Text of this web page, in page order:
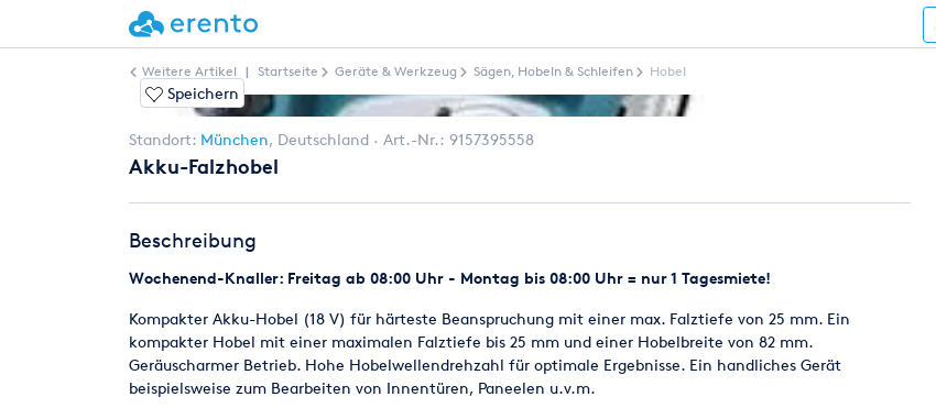
Weitere Artikel | Startseite Geräte & Werkzeug Sägen, Hobeln & Schleifen Hobel
Speichern
Standort: München, Deutschland Art.-Nr.: 9157395558
Akku-Falzhobel
Beschreibung
Wochenend-Knaller: Freitag ab 08:00 Uhr - Montag bis 08:00 Uhr = nur 1 Tagesmiete!
Kompakter Akku-Hobel (18 V) für härteste Beanspruchung mit einer max. Falztiefe von 25 mm. Ein
kompakter Hobel mit einer maximalen Falztiefe bis 25 mm und einer Hobelbreite von 82 mm.
Geräuscharmer Betrieb. Hohe Hobelwellendrehzahl für optimale Ergebnisse. Ein handliches Gerät
beispielsweise zum Bearbeiten von Innentüren, Paneelen u.v.m.